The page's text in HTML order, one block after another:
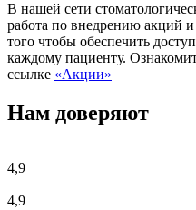
В нашей сети
работа по внедрению акций
того чтобы обеспечить
каждому пациенту.
ссылке «Акции»
Нам доверяют
4,9
4,9